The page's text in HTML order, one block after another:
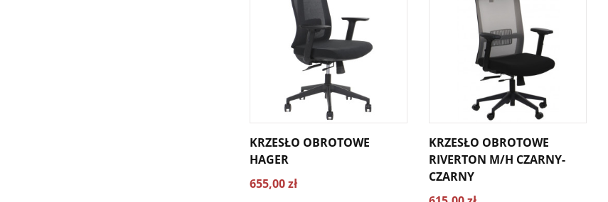
KRZESŁO OBROTOWE
HAGER
655,00 zł
KRZESŁO OBROTOWE
RIVERTON M/H CZARNY-
CZARNY